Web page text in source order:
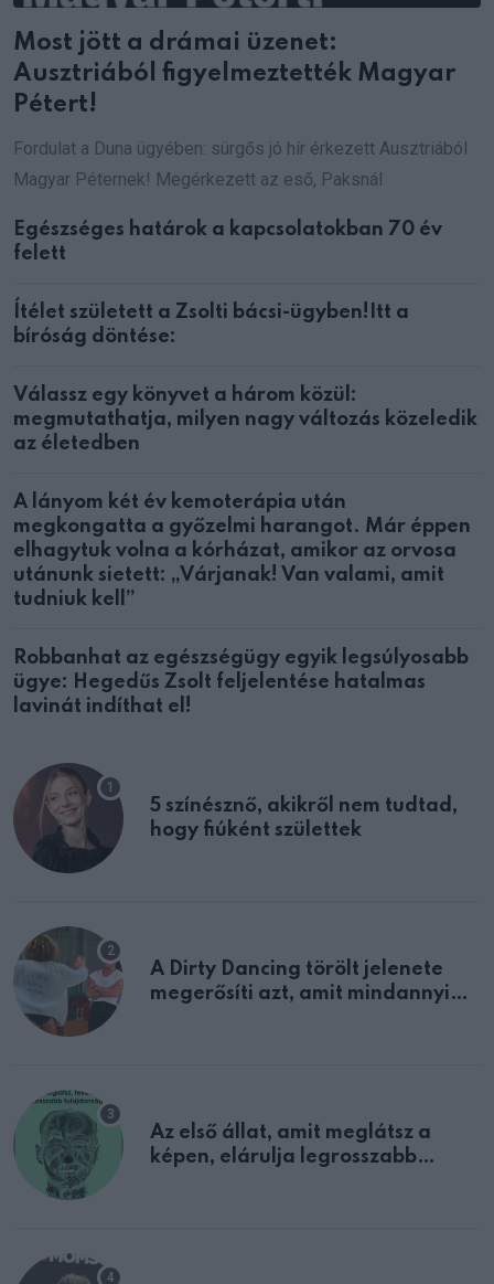
Most jött a drámai üzenet:
Ausztriából figyelmeztették Magyar
Pétert!
Fordulat a Duna ügyében: sürgős jó hír érkezett Ausztriából
Magyar Péternek! Megérkezett az eső, Paksnál
Egészséges határok a kapcsolatokban 70 év
felett
Ítélet született a Zsolti bácsi-ügyben!Itt a
bíróság döntése:
Válassz egy könyvet a három közül:
megmutathatja, milyen nagy változás közeledik
az életedben
A lányom két év kemoterápia után
megkongatta a győzelmi harangot. Már éppen
elhagytuk volna a kórházat, amikor az orvosa
utánunk sietett: „Várjanak! Van valami, amit
tudniuk kell”
Robbanhat az egészségügy egyik legsúlyosabb
ügye: Hegedűs Zsolt feljelentése hatalmas
lavinát indíthat el!
5 színésznő, akikről nem tudtad,
hogy fiúként születtek
A Dirty Dancing törölt jelenete
megerősíti azt, amit mindannyian
Az első állat, amit meglátsz a
képen, elárulja legrosszabb